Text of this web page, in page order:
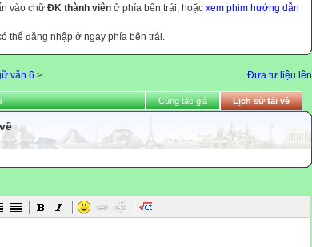
vào chữ ĐK thành viên ở phía bên trái, hoặc xem phim hướng dẫn
thể đăng nhập ở ngay phía bên trái.
Đưa tư liệu lên
văn 6 >
Cùng tác giả Lịch sử tải về